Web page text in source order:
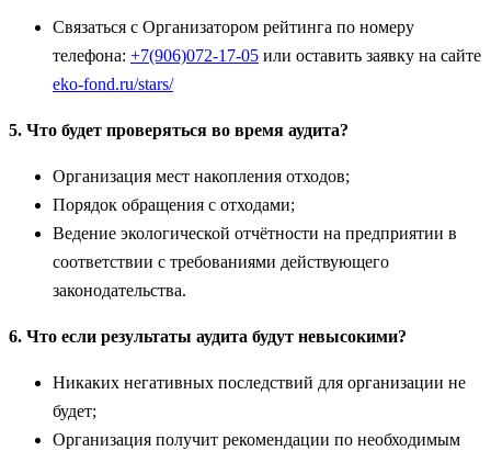
Связаться с Организатором рейтинга по номеру
телефона: +7(906)072-17-05 или оставить заявку на сайте
eko-fond.ru/stars/
5. Что будет проверяться во время аудита?
Организация мест накопления отходов;
Порядок обращения с отходами;
Ведение экологической отчётности на предприятии в
соответствии с требованиями действующего
законодательства.
6. Что если результаты аудита будут невысокими?
Никаких негативных последствий для организации не
будет;
Организация получит рекомендации по необходимым